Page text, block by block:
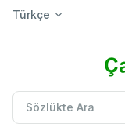
Türkçe